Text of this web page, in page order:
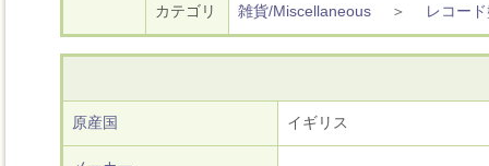
カテゴリ 雑貨/Miscellaneous ＞ レコー
原産国 イギリス